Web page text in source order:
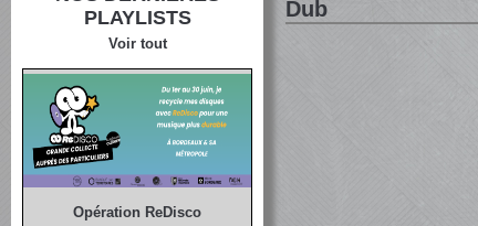
PLAYLISTS
Voir tout
Opération ReDisco
Dub